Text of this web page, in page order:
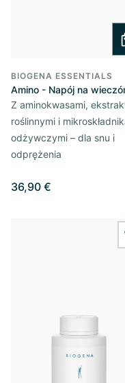
BIOGENA ESSENTIALS
Amino - Napój na
Z aminokwasami,
roślinnymi i
odżywczymi – dla snu i
odprężenia
36,90 €